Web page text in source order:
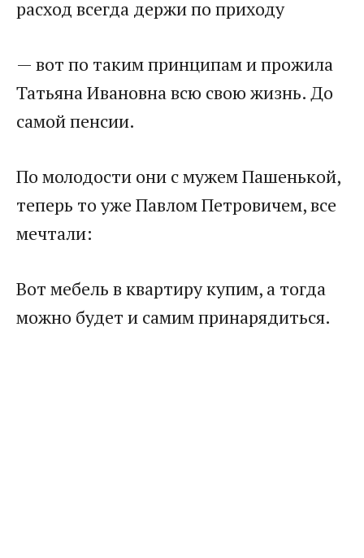
расход всегда держи по приходу
— вот по таким принципам и прожила
Татьяна Ивановна всю свою жизнь. До
самой пенсии.
По молодости они с мужем Пашенькой,
теперь то уже Павлом Петровичем, все
мечтали:
Вот мебель в квартиру купим, а тогда
можно будет и самим принарядиться.